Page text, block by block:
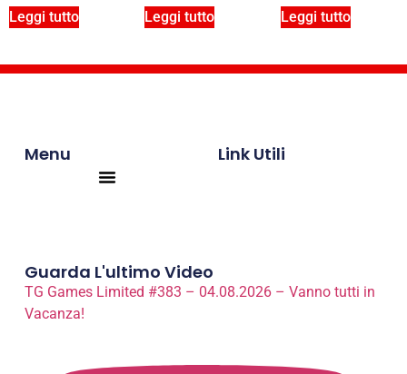
Leggi tutto Leggi tutto Leggi tutto
Menu Link Utili
Guarda L'ultimo Video
TG Games Limited #383 – 04.08.2026 – Vanno tutti in
Vacanza!